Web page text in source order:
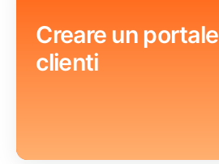
Creare un portale
clienti